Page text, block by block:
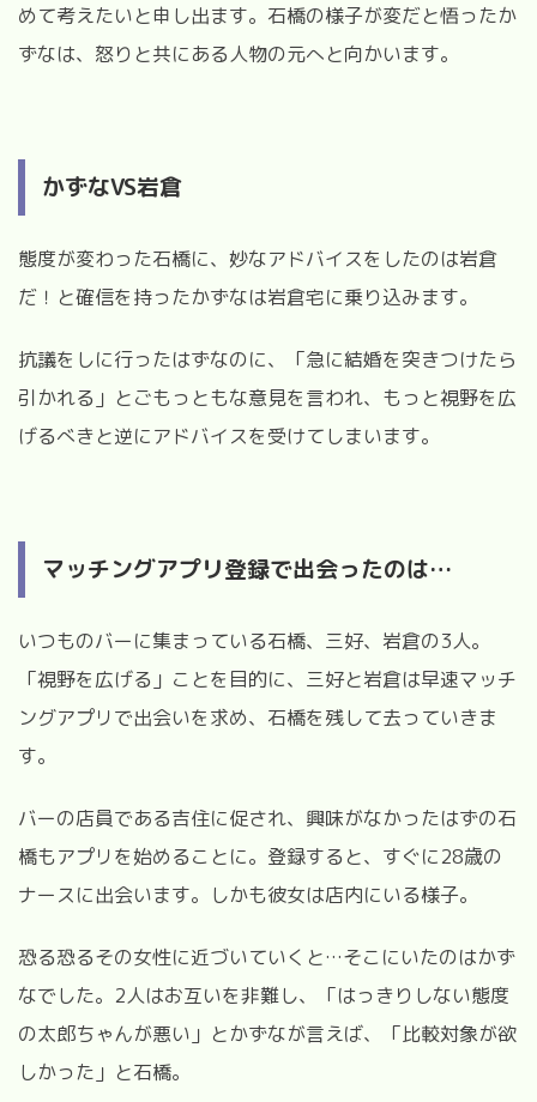
めて考えたいと申し出ます。石橋の様子が変だと悟ったか
ずなは、怒りと共にある人物の元へと向かいます。
かずなVS岩倉
態度が変わった石橋に、妙なアドバイスをしたのは岩倉
だ！と確信を持ったかずなは岩倉宅に乗り込みます。
抗議をしに行ったはずなのに、「急に結婚を突きつけたら
引かれる」とごもっともな意見を言われ、もっと視野を広
げるべきと逆にアドバイスを受けてしまいます。
マッチングアプリ登録で出会ったのは…
いつものバーに集まっている石橋、三好、岩倉の3人。
「視野を広げる」ことを目的に、三好と岩倉は早速マッチ
ングアプリで出会いを求め、石橋を残して去っていきま
す。
バーの店員である吉住に促され、興味がなかったはずの石
橋もアプリを始めることに。登録すると、すぐに28歳の
ナースに出会います。しかも彼女は店内にいる様子。
恐る恐るその女性に近づいていくと…そこにいたのはかず
なでした。 2人はお互いを非難し、「はっきりしない態度
の太郎ちゃんが悪い」とかずなが言えば、「比較対象が欲
しかった」と石橋。